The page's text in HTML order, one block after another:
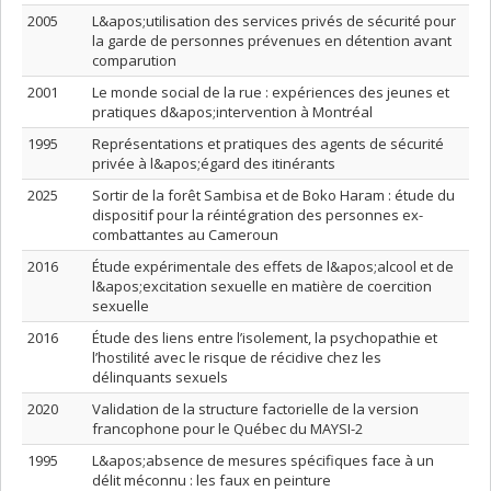
2005
L&apos;utilisation des services privés de sécurité pour
la garde de personnes prévenues en détention avant
comparution
2001
Le monde social de la rue : expériences des jeunes et
pratiques d&apos;intervention à Montréal
1995
Représentations et pratiques des agents de sécurité
privée à l&apos;égard des itinérants
2025
Sortir de la forêt Sambisa et de Boko Haram : étude du
dispositif pour la réintégration des personnes ex-
combattantes au Cameroun
2016
Étude expérimentale des effets de l&apos;alcool et de
l&apos;excitation sexuelle en matière de coercition
sexuelle
2016
Étude des liens entre l’isolement, la psychopathie et
l’hostilité avec le risque de récidive chez les
délinquants sexuels
2020
Validation de la structure factorielle de la version
francophone pour le Québec du MAYSI-2
1995
L&apos;absence de mesures spécifiques face à un
délit méconnu : les faux en peinture